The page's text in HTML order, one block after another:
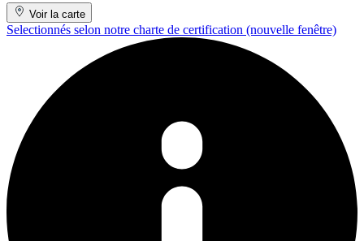
Voir la carte
Selectionnés selon notre charte de certification (nouvelle fenêtre)